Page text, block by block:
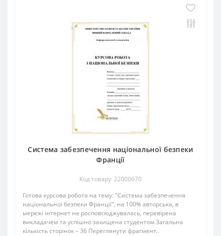
Система забезпечення національної безпеки
Франції
Код товару: 22000670
Готова курсова робота на тему: "Система забезпечення
національної безпеки Франції", на 100% авторська, в
мережі інтернет не росповсюджувалась, перевірена
викладачем та успішно захищена студентом.Загальна
кількість сторінок – 36 Переглянути фрагмент..